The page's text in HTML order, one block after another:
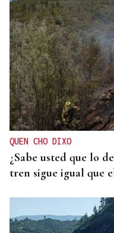
QUEN CHO DIXO
¿Sabe usted que lo
tren sigue igual que